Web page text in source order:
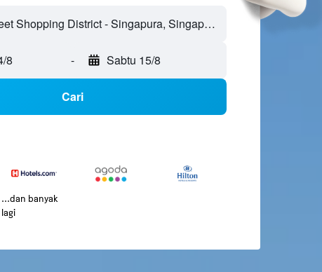
Bugis Street Shopping District - Singapura, Singapura
8 - Sabtu 15/8
Cari
...dan banyak
lagi